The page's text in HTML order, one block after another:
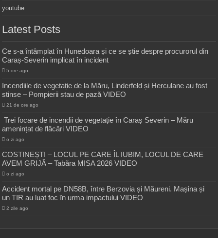
youtube
Latest Posts
Ce s-a întâmplat în Hunedoara și ce se știe despre procurorul din
Caraș-Severin implicat în incident
5 ore ago
Incendiile de vegetație de la Măru, Linderfeld și Herculane au fost
stinse – Pompierii stau de pază VIDEO
21 de ore ago
Trei focare de incendii de vegetație în Caraș Severin – Măru
amenințat de flăcări VIDEO
o zi ago
COSTINEȘTI – LOCUL PE CARE ÎL IUBIM, LOCUL DE CARE
AVEM GRIJĂ – Tabăra MISA 2026 VIDEO
o zi ago
Accident mortal pe DN58B, între Berzovia și Măureni. Mașina și
un TIR au luat foc în urma impactului VIDEO
2 zile ago